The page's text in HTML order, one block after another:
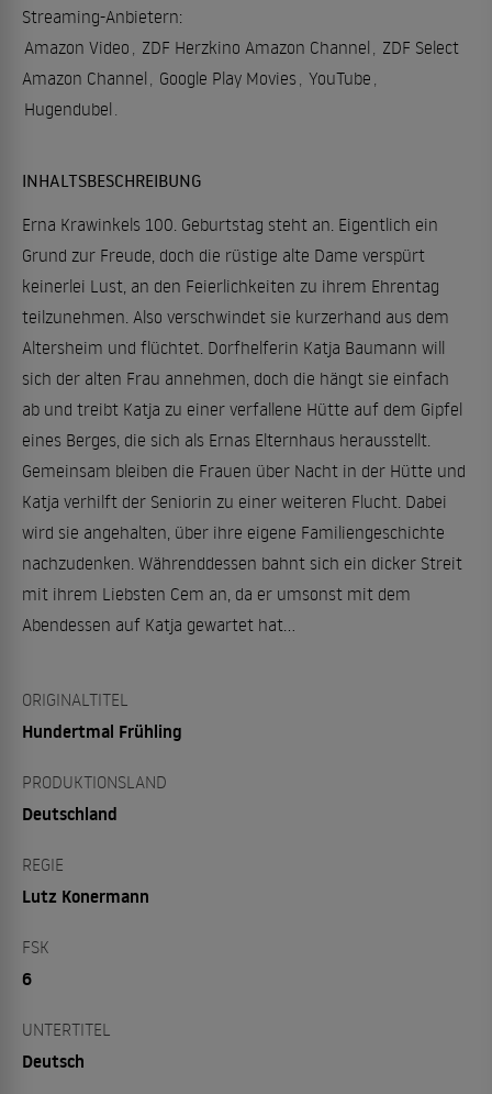
Streaming-Anbietern:
Amazon Video
ZDF Herzkino Amazon Channel
ZDF Select
Amazon Channel
Google Play Movies YouTube
Hugendubel
INHALTSBESCHREIBUNG
Erna Krawinkels 100. Geburtstag steht an. Eigentlich ein
Grund zur Freude, doch die rüstige alte Dame verspürt
keinerlei Lust, an den Feierlichkeiten zu ihrem Ehrentag
teilzunehmen. Also verschwindet sie kurzerhand aus dem
Altersheim und flüchtet. Dorfhelferin Katja Baumann will
sich der alten Frau annehmen, doch die hängt sie einfach
ab und treibt Katja zu einer verfallene Hütte auf dem Gipfel
eines Berges, die sich als Ernas Elternhaus herausstellt.
Gemeinsam bleiben die Frauen über Nacht in der Hütte und
Katja verhilft der Seniorin zu einer weiteren Flucht. Dabei
wird sie angehalten, über ihre eigene Familiengeschichte
nachzudenken. Währenddessen bahnt sich ein dicker Streit
mit ihrem Liebsten Cem an, da er umsonst mit dem
Abendessen auf Katja gewartet hat...
ORIGINALTITEL
Hundertmal Frühling
PRODUKTIONSLAND
Deutschland
REGIE
Lutz Konermann
FSK
6
UNTERTITEL
Deutsch